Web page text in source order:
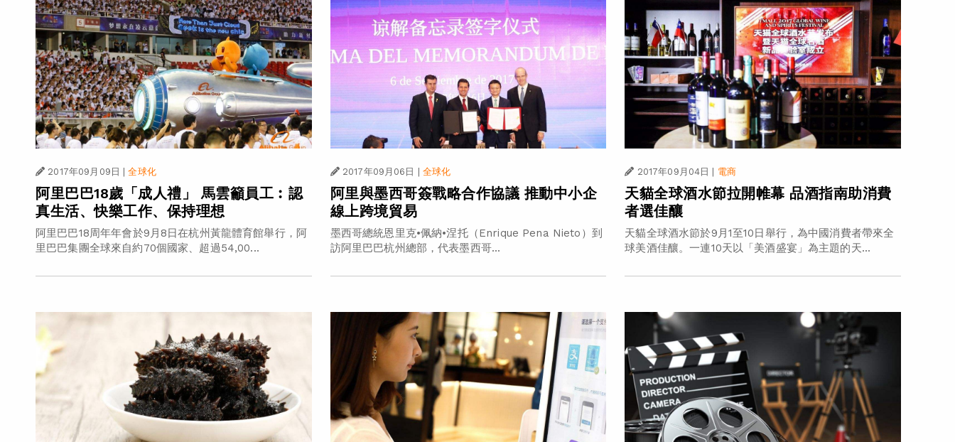
2017年09月09日 全球化
阿里巴巴18歲「成人禮」 馬雲籲員工︰認
真生活、快樂工作、保持理想
阿里巴巴18周年年會於9月8日在杭州黃龍體育館舉行，阿
里巴巴集團全球來自約70個國家、超過54,00...
2017年09月06日 全球化
阿里與墨西哥簽戰略合作協議 推動中小企
線上跨境貿易
墨西哥總統恩里克•佩納•涅托（Enrique Pena Nieto）到
訪阿里巴巴杭州總部，代表墨西哥...
2017年09月04日 電商
天貓全球酒水節拉開帷幕 品酒指南助消費
者選佳釀
天貓全球酒水節於9月1至10日舉行，為中國消費者帶來全
球美酒佳釀。一連10天以「美酒盛宴」為主題的天...